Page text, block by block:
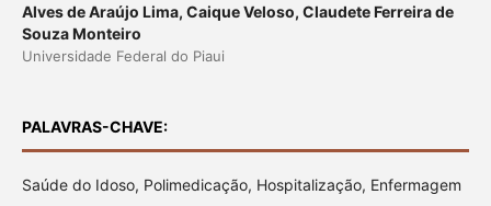
Alves de Araújo Lima, Caique Veloso, Claudete Ferreira de
Souza Monteiro
Universidade Federal do Piaui
PALAVRAS-CHAVE:
Saúde do Idoso, Polimedicação, Hospitalização, Enfermagem